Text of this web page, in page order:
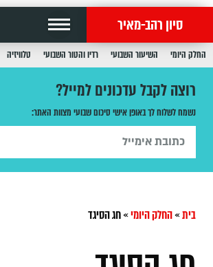
סיון רהב-מאיר
החלק היומי השיעור השבועי רדיו והטור השבועי טלוויזיה
רוצה לקבל עדכונים למייל?
נשמח לשלוח לך באופן אישי סיכום שבועי מצוות האתר:
בית»החלק היומי»חג הסיגד